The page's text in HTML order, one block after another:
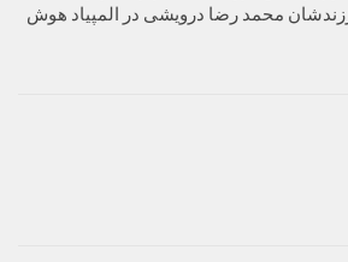
محمد رضا درویشی در المپیاد هوش